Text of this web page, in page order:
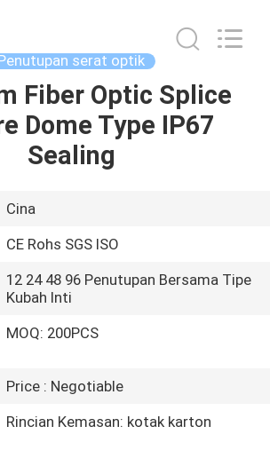
serat optik
Fiber Optic Splice
Dome Type IP67
Sealing
Cina
CE Rohs SGS ISO
12 24 48 96 Penutupan Bersama Tipe
Kubah Inti
MOQ: 200PCS
Price : Negotiable
Rincian Kemasan: kotak karton